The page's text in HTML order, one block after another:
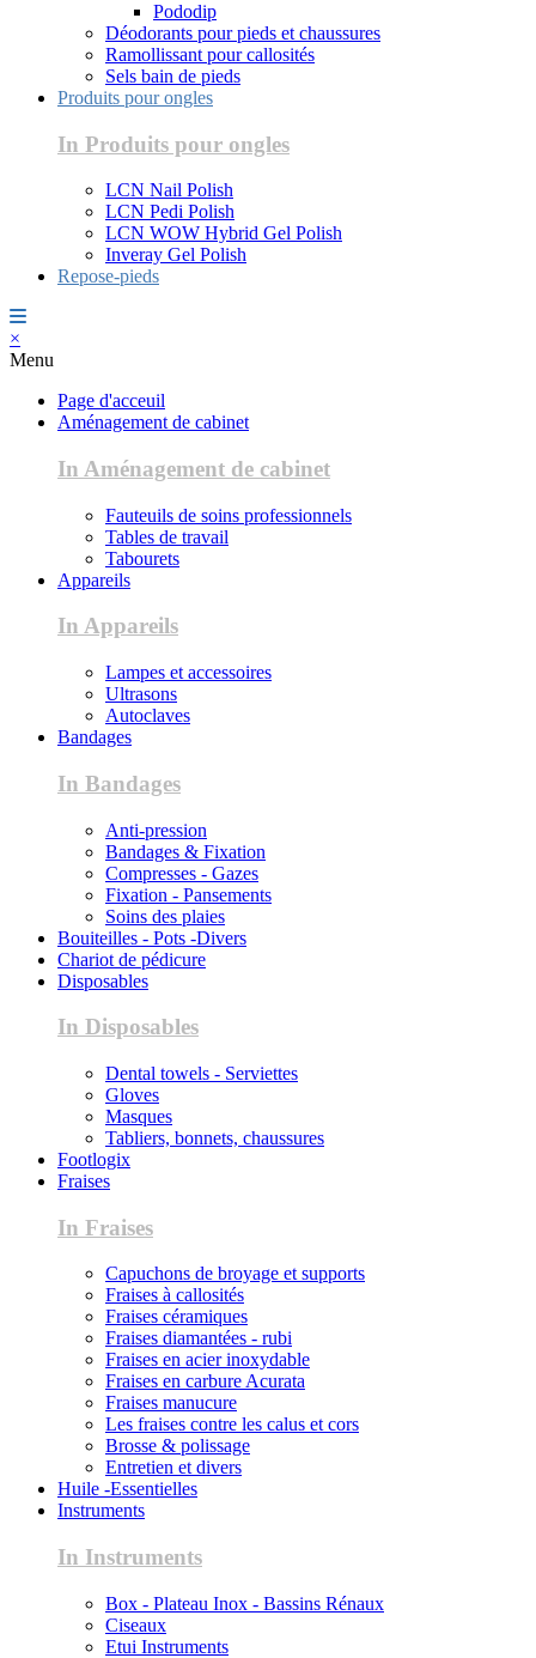
Pododip
Déodorants pour pieds et chaussures
Ramollissant pour callosités
Sels bain de pieds
Produits pour ongles
In Produits pour ongles
LCN Nail Polish
LCN Pedi Polish
LCN WOW Hybrid Gel Polish
Inveray Gel Polish
Repose-pieds
×
Menu
Page d'acceuil
Aménagement de cabinet
In Aménagement de cabinet
Fauteuils de soins professionnels
Tables de travail
Tabourets
Appareils
In Appareils
Lampes et accessoires
Ultrasons
Autoclaves
Bandages
In Bandages
Anti-pression
Bandages & Fixation
Compresses - Gazes
Fixation - Pansements
Soins des plaies
Bouiteilles - Pots -Divers
Chariot de pédicure
Disposables
In Disposables
Dental towels - Serviettes
Gloves
Masques
Tabliers, bonnets, chaussures
Footlogix
Fraises
In Fraises
Capuchons de broyage et supports
Fraises à callosités
Fraises céramiques
Fraises diamantées - rubi
Fraises en acier inoxydable
Fraises en carbure Acurata
Fraises manucure
Les fraises contre les calus et cors
Brosse & polissage
Entretien et divers
Huile -Essentielles
Instruments
In Instruments
Box - Plateau Inox - Bassins Rénaux
Ciseaux
Etui Instruments